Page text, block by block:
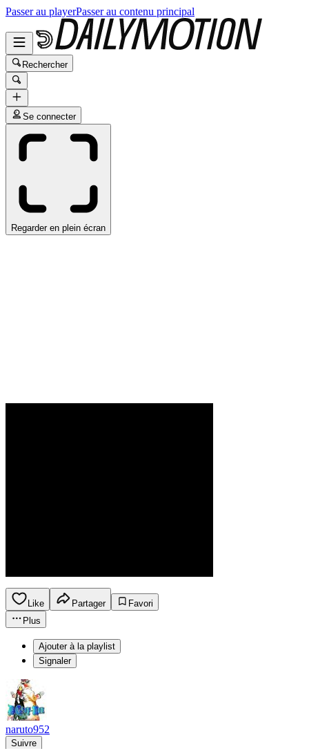
Passer au playerPasser au contenu principal
Rechercher
Se connecter
Regarder en plein écran
Like Partager
Favori
Plus
Ajouter à la playlist
Signaler
naruto952
Suivre